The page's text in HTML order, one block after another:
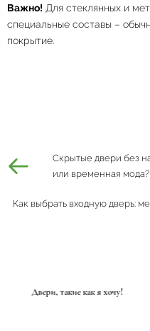
Важно! Для стеклянных и
специальные составы –
покрытие.
Скрытые двери без
или временная мода?
Как выбрать входную дверь:
Двери, такие как я хочу!